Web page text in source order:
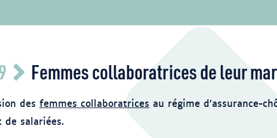
Femmes collaboratrices de leur
des femmes collaboratrices au régime d’assurance-
salariées.